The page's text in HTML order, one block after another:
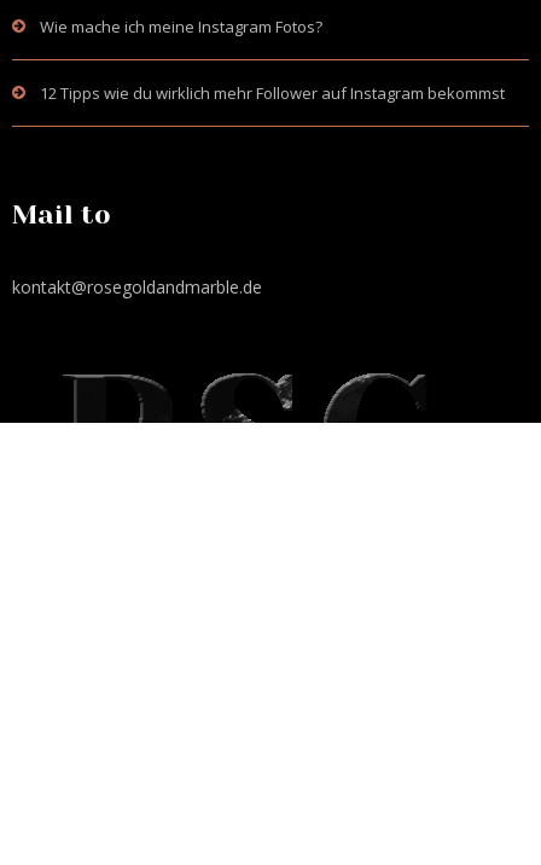
Wie mache ich meine Instagram Fotos?
12 Tipps wie du wirklich mehr Follower auf Instagram bekommst
Mail to
kontakt@rosegoldandmarble.de